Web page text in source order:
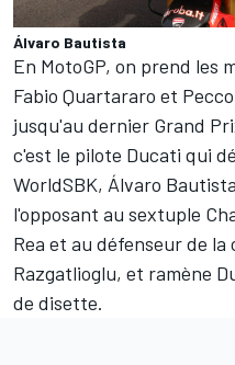
Álvaro Bautista
En MotoGP, on prend les
Fabio Quartararo et
jusqu'au dernier Grand
c'est le pilote Ducati qui
WorldSBK, Álvaro
l'opposant au sextuple
Rea et au défenseur de
Razgatlioglu, et ramène
de disette.